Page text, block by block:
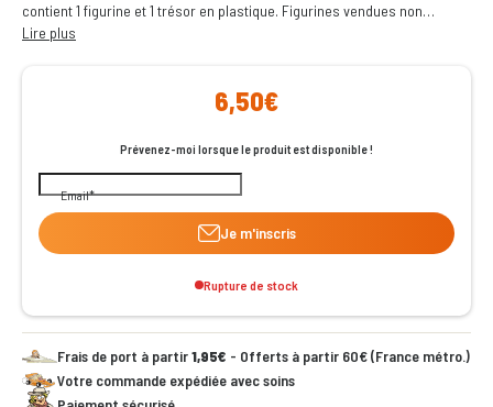
contient 1 figurine et 1 trésor en plastique. Figurines vendues non
peintes.
Lire plus
6,50€
Prévenez-moi lorsque le produit est disponible !
Email
Je m'inscris
Rupture de stock
Frais de port à partir1,95€ - Offerts à partir 60€ (France métro.)
Votre commande expédiée avec soins